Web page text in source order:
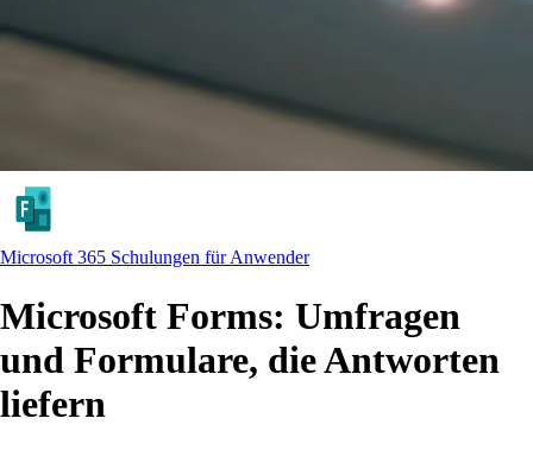
Microsoft 365 Schulungen für Anwender
Microsoft Forms: Umfragen
und Formulare, die Antworten
liefern